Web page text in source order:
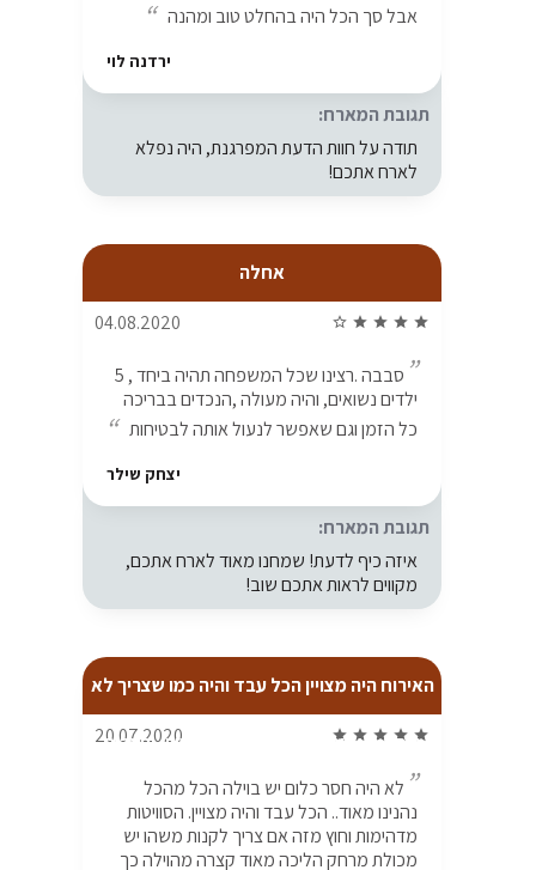
אבל סך הכל היה בהחלט טוב ומהנה
ירדנה לוי
תגובת המארח:
תודה על חוות הדעת המפרגנת, היה נפלא
לארח אתכם!
אחלה
star
star
star
star
star_border
04.08.2020
סבבה .רצינו שכל המשפחה תהיה ביחד , 5
ילדים נשואים, והיה מעולה ,הנכדים בבריכה
כל הזמן וגם שאפשר לנעול אותה לבטיחות
יצחק שילר
תגובת המארח:
איזה כיף לדעת! שמחנו מאוד לארח אתכם,
מקווים לראות אתכם שוב!
האירוח היה מצויין הכל עבד והיה כמו שצריך לא
היתה פאדיחה אפילו הכי קטנה שיש, בעלים
מדהים והיחס שקיבלנו היה מעל למצופה!
star
star
star
star
star
20.07.2020
לא היה חסר כלום יש בוילה הכל מהכל
נהנינו מאוד.. הכל עבד והיה מצויין. הסוויטות
מדהימות וחוץ מזה אם צריך לקנות משהו יש
מכולת מרחק הליכה מאוד קצרה מהוילה כך